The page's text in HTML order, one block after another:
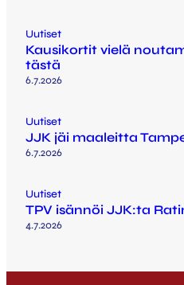
Uutiset
Kausikortit vielä
tästä
6.7.2026
Uutiset
JJK jäi maaleitta
6.7.2026
Uutiset
TPV isännöi JJK:ta
4.7.2026